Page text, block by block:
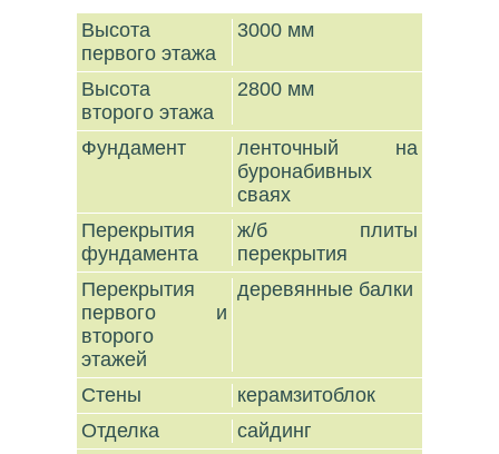
Высота
первого этажа
3000 мм
Высота
второго этажа
2800 мм
Фундамент
ленточный на
буронабивных
сваях
Перекрытия
фундамента
ж/б плиты
перекрытия
Перекрытия
первого и
второго
этажей
деревянные балки
Стены
керамзитоблок
Отделка
сайдинг